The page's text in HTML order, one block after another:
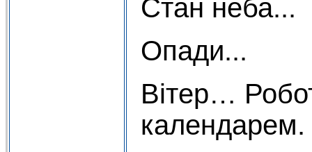
Стан неба...
Опади...
Вітер…
календарем.